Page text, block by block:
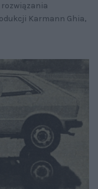
Karmann Ghia,